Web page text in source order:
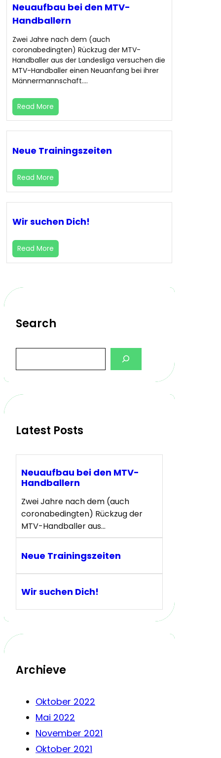
Neuaufbau bei den MTV-
Handballern
Zwei Jahre nach dem (auch
coronabedingten) Rückzug der MTV-
Handballer aus der Landesliga versuchen die
MTV-Handballer einen Neuanfang bei ihrer
Männermannschaft.…
Read More
Neue Trainingszeiten
Read More
Wir suchen Dich!
Read More
Search
a
c
Latest Posts
Neuaufbau bei den MTV-
Handballern
Zwei Jahre nach dem (auch
coronabedingten) Rückzug der
MTV-Handballer aus…
Neue Trainingszeiten
Wir suchen Dich!
Archieve
Oktober 2022
Mai 2022
November 2021
Oktober 2021